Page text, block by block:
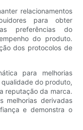
relacionamentos
para obter
preferências do
do produto.
dos protocolos de
para melhorias
do produto,
reputação da marca.
melhorias derivadas
e demonstra o